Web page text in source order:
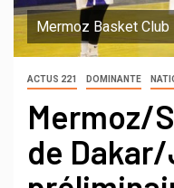
Mermoz Basket Club
ACTUS 221 DOMINANTE
Mermoz/
de